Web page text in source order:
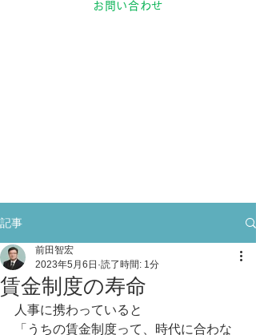
お問い合わせ
記事
賃金制度の寿命
前田智宏
2023年5月6日 読了時間: 1分
人事に携わっていると
「うちの賃金制度って、時代に合わな